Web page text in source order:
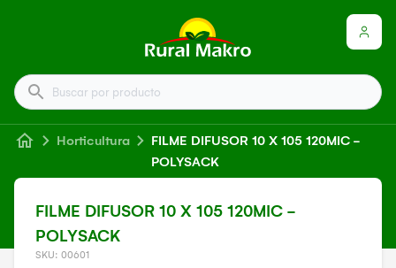
Buscar por producto
Horticultura
FILME DIFUSOR 10 X 105 120MIC -
POLYSACK
FILME DIFUSOR 10 X 105 120MIC -
POLYSACK
SKU: 00601